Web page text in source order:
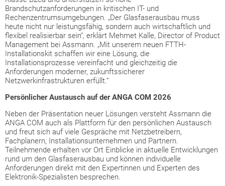
Brandschutzanforderungen in kritischen IT- und
Rechenzentrumsumgebungen. „Der Glasfaserausbau muss
heute nicht nur leistungsfähig, sondern auch wirtschaftlich und
flexibel realisierbar sein“, erklärt Mehmet Kalle, Director of Product
Management bei Assmann. „Mit unserem neuen FTTH-
Installationskit schaffen wir eine Lösung, die
Installationsprozesse vereinfacht und gleichzeitig die
Anforderungen moderner, zukunftssicherer
Netzwerkinfrastrukturen erfüllt.“
Persönlicher Austausch auf der ANGA COM 2026
Neben der Präsentation neuer Lösungen versteht Assmann die
ANGA COM auch als Plattform für den persönlichen Austausch
und freut sich auf viele Gespräche mit Netzbetreibern,
Fachplanern, Installationsunternehmen und Partnern.
Teilnehmende erhalten vor Ort Einblicke in aktuelle Entwicklungen
rund um den Glasfaserausbau und können individuelle
Anforderungen direkt mit den Expertinnen und Experten des
Elektronik-Spezialisten besprechen.